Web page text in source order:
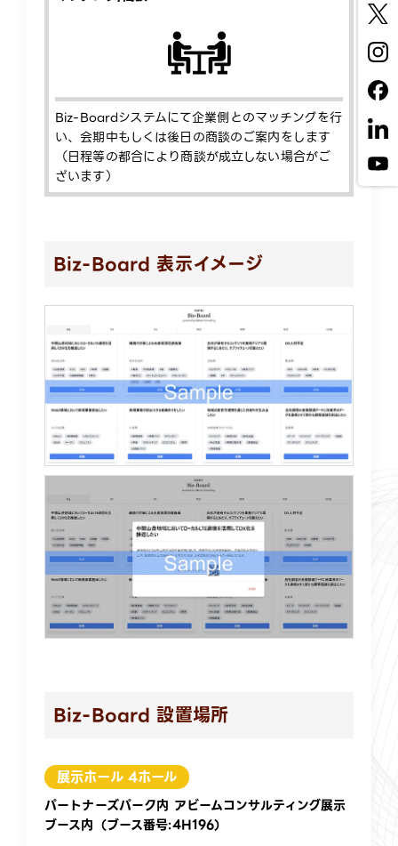
Biz-Boardシステムにて企業側とのマッチングを行
い、会期中もしくは後日の商談のご案内をします
（日程等の都合により商談が成立しない場合がご
ざいます）
Biz-Board 表示イメージ
Biz-Board 設置場所
展示ホール 4ホール
パートナーズパーク内 アビームコンサルティング展示
ブース内（ブース番号:4H196）